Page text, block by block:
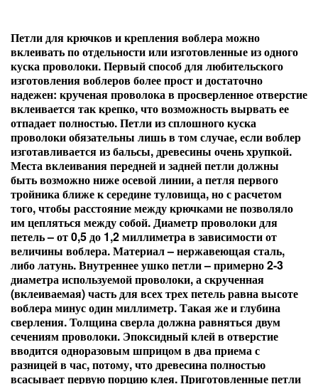
Петли для крючков и крепления воблера можно
вклеивать по отдельности или изготовленные из одного
куска проволоки. Первый способ для любительского
изготовления воблеров более прост и достаточно
надежен: крученая проволока в просверленное отверстие
вклеивается так крепко, что возможность вырвать ее
отпадает полностью. Петли из сплошного куска
проволоки обязательны лишь в том случае, если воблер
изготавливается из бальсы, древесины очень хрупкой.
Места вклеивания передней и задней петли должны
быть возможно ниже осевой линии, а петля первого
тройника ближе к середине туловища, но с расчетом
того, чтобы расстояние между крючками не позволяло
им цепляться между собой. Диаметр проволоки для
петель – от 0,5 до 1,2 миллиметра в зависимости от
величины воблера. Материал – нержавеющая сталь,
либо латунь. Внутреннее ушко петли – примерно 2-3
диаметра используемой проволоки, а скрученная
(вклеиваемая) часть для всех трех петель равна высоте
воблера минус один миллиметр. Такая же и глубина
сверления. Толщина сверла должна равняться двум
сечениям проволоки. Эпоксидный клей в отверстие
вводится одноразовым шприцом в два приема с
разницей в час, потому, что древесина полностью
всасывает первую порцию клея. Приготовленные петли